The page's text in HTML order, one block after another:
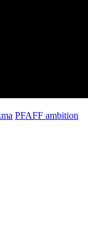
PFAFF ambition